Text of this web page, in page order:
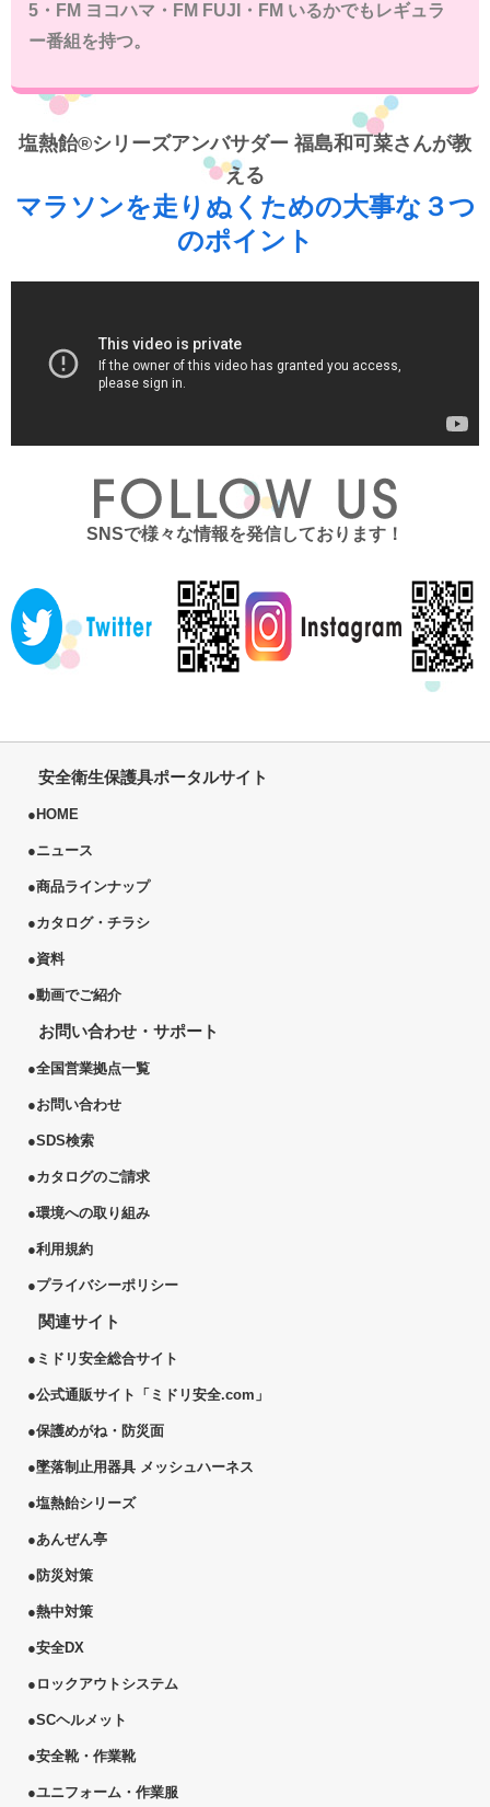
5・FM ヨコハマ・FM FUJI・FM いるかでもレギュラ
ー番組を持つ。
塩熱飴®シリーズアンバサダー 福島和可菜さんが教
える
マラソンを走りぬくための大事な３つ
のポイント
SNSで様々な情報を発信しております！
安全衛生保護具ポータルサイト
● HOME
●ニュース
●商品ラインナップ
●カタログ・チラシ
●資料
●動画でご紹介
お問い合わせ・サポート
●全国営業拠点一覧
●お問い合わせ
●SDS検索
●カタログのご請求
●環境への取り組み
●利用規約
●プライバシーポリシー
関連サイト
● ミドリ安全総合サイト
●公式通販サイト「ミドリ安全.com」
●保護めがね・防災面
●墜落制止用器具 メッシュハーネス
●塩熱飴シリーズ
●あんぜん亭
● 防災対策
●熱中対策
●安全DX
● ロックアウトシステム
●SCヘルメット
●安全靴・作業靴
●ユニフォーム・作業服